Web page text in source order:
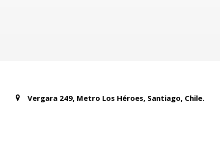
Vergara 249, Metro Los Héroes, Santiago, Chile.